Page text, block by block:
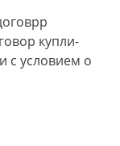
купли-
с условием о